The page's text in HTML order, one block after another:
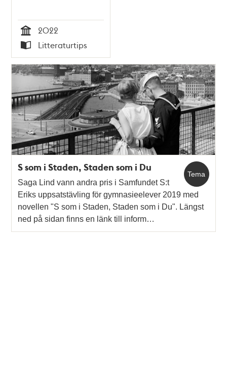
Tid
2022
Typ
Litteraturtips
Tema
S som i Staden, Staden som i Du
Saga Lind vann andra pris i Samfundet S:t
Eriks uppsatstävling för gymnasieelever 2019 med
novellen "S som i Staden, Staden som i Du". Längst
ned på sidan finns en länk till inform…